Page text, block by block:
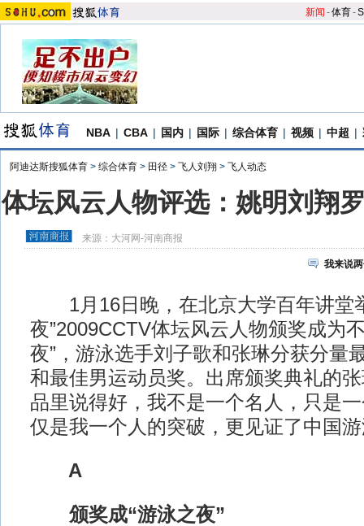
新闻 -体育-S
NBA | CBA | 国内 | 国际 | 综合体育 | 视频 | 中超 |
阿迪达斯搜狐体育 > 综合体育 > 田径 > 飞人刘翔 > 飞人动态
体坛风云人物评选：姚明刘翔
来源： 大河网-河南商报
我来说
1月16日晚，在北京大学百年讲堂
夜”2009CCTV体坛风云人物颁奖成为
夜”，游泳选手刘子歌和张琳分获分量
和最佳男运动员奖。出席颁奖典礼的
品里说得好，我不是一个名人，只是
仅是我一个人的突破，更见证了中国
A
颁奖成“游泳之夜”